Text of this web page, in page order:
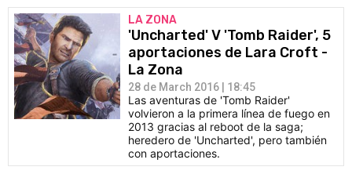
LA ZONA
'Uncharted' V 'Tomb Raider', 5
aportaciones de Lara Croft -
La Zona
28 de March 2016 | 18:45
Las aventuras de 'Tomb Raider'
volvieron a la primera línea de fuego en
2013 gracias al reboot de la saga;
heredero de 'Uncharted', pero también
con aportaciones.